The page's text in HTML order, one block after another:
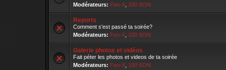
Modérateurs: Fen-X 100 SON
Reports
Comment s'est passé ta soirée?
Modérateurs: Fen-X 100 SON
Galerie photos et vidéos
Fait péter les photos et videos de ta soirée
Modérateurs: Fen-X 100 SON